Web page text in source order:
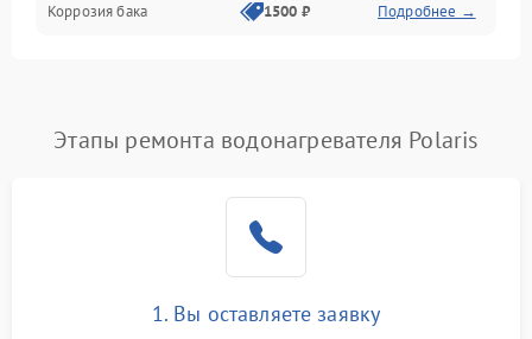
Коррозия бака 1500 ₽ Подробнее →
Этапы ремонта водонагревателя Polaris
1. Вы оставляете заявку